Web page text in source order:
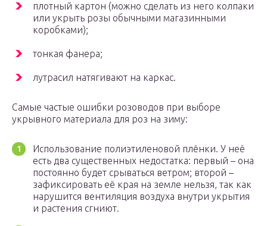
плотный картон (можно сделать из него колпаки
или укрыть розы обычными магазинными
коробками);
тонкая фанера;
лутрасил натягивают на каркас.
Самые частые ошибки розоводов при выборе
укрывного материала для роз на зиму:
Использование полиэтиленовой плёнки. У неё
есть два существенных недостатка: первый – она
постоянно будет срываться ветром; второй –
зафиксировать её края на земле нельзя, так как
нарушится вентиляция воздуха внутри укрытия
и растения сгниют.